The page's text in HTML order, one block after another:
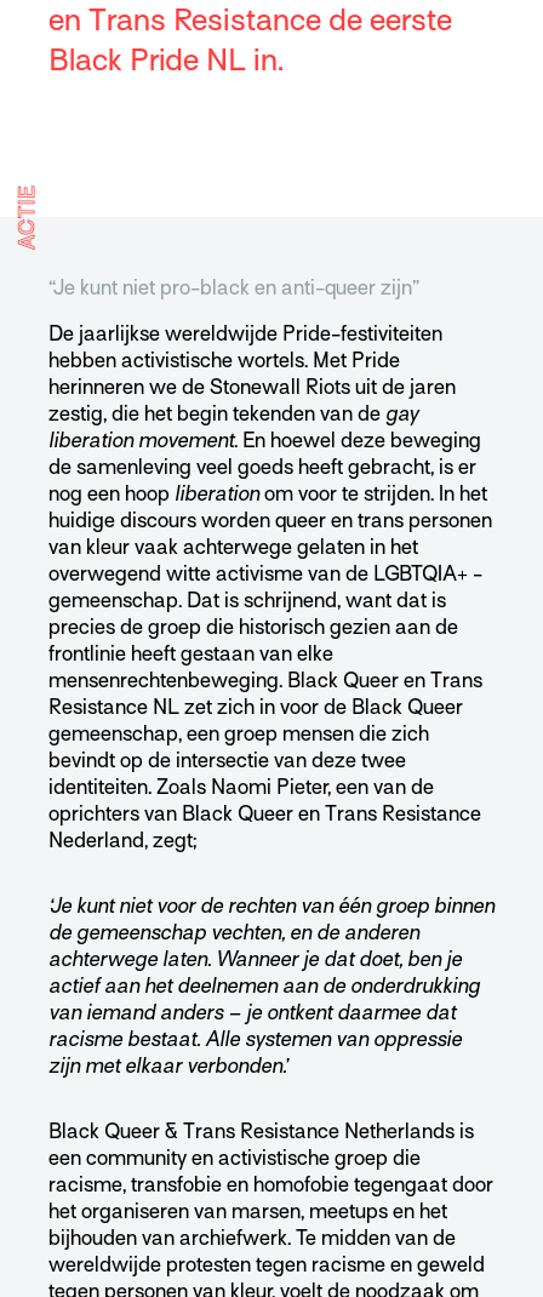
en Trans Resistance de eerste
Black Pride NL in.
ACTIE
“Je kunt niet pro-black en anti-queer zijn”
De jaarlijkse wereldwijde Pride-festiviteiten
hebben activistische wortels. Met Pride
herinneren we de Stonewall Riots uit de jaren
zestig, die het begin tekenden van de gay
liberation movement. En hoewel deze beweging
de samenleving veel goeds heeft gebracht, is er
nog een hoop liberationom voor te strijden. In het
huidige discours worden queer en trans personen
van kleur vaak achterwege gelaten in het
overwegend witte activisme van de LGBTQIA+ -
gemeenschap. Dat is schrijnend, want dat is
precies de groep die historisch gezien aan de
frontlinie heeft gestaan ​​van elke
mensenrechtenbeweging. Black Queer en Trans
Resistance NL zet zich in voor de Black Queer
gemeenschap, een groep mensen die zich
bevindt op de intersectie van deze twee
identiteiten. Zoals Naomi Pieter, een van de
oprichters van Black Queer en Trans Resistance
Nederland, zegt;
‘Je kunt niet voor de rechten van één groep binnen
de gemeenschap vechten, en de anderen
achterwege laten. Wanneer je dat doet, ben je
actief aan het deelnemen aan de onderdrukking
van iemand anders – je ontkent daarmee dat
racisme bestaat. Alle systemen van oppressie
zijn met elkaar verbonden.’
Black Queer & Trans Resistance Netherlands is
een community en activistische groep die
racisme, transfobie en homofobie tegengaat door
het organiseren van marsen, meetups en het
bijhouden van archiefwerk. Te midden van de
wereldwijde protesten tegen racisme en geweld
tegen personen van kleur, voelt de noodzaak om